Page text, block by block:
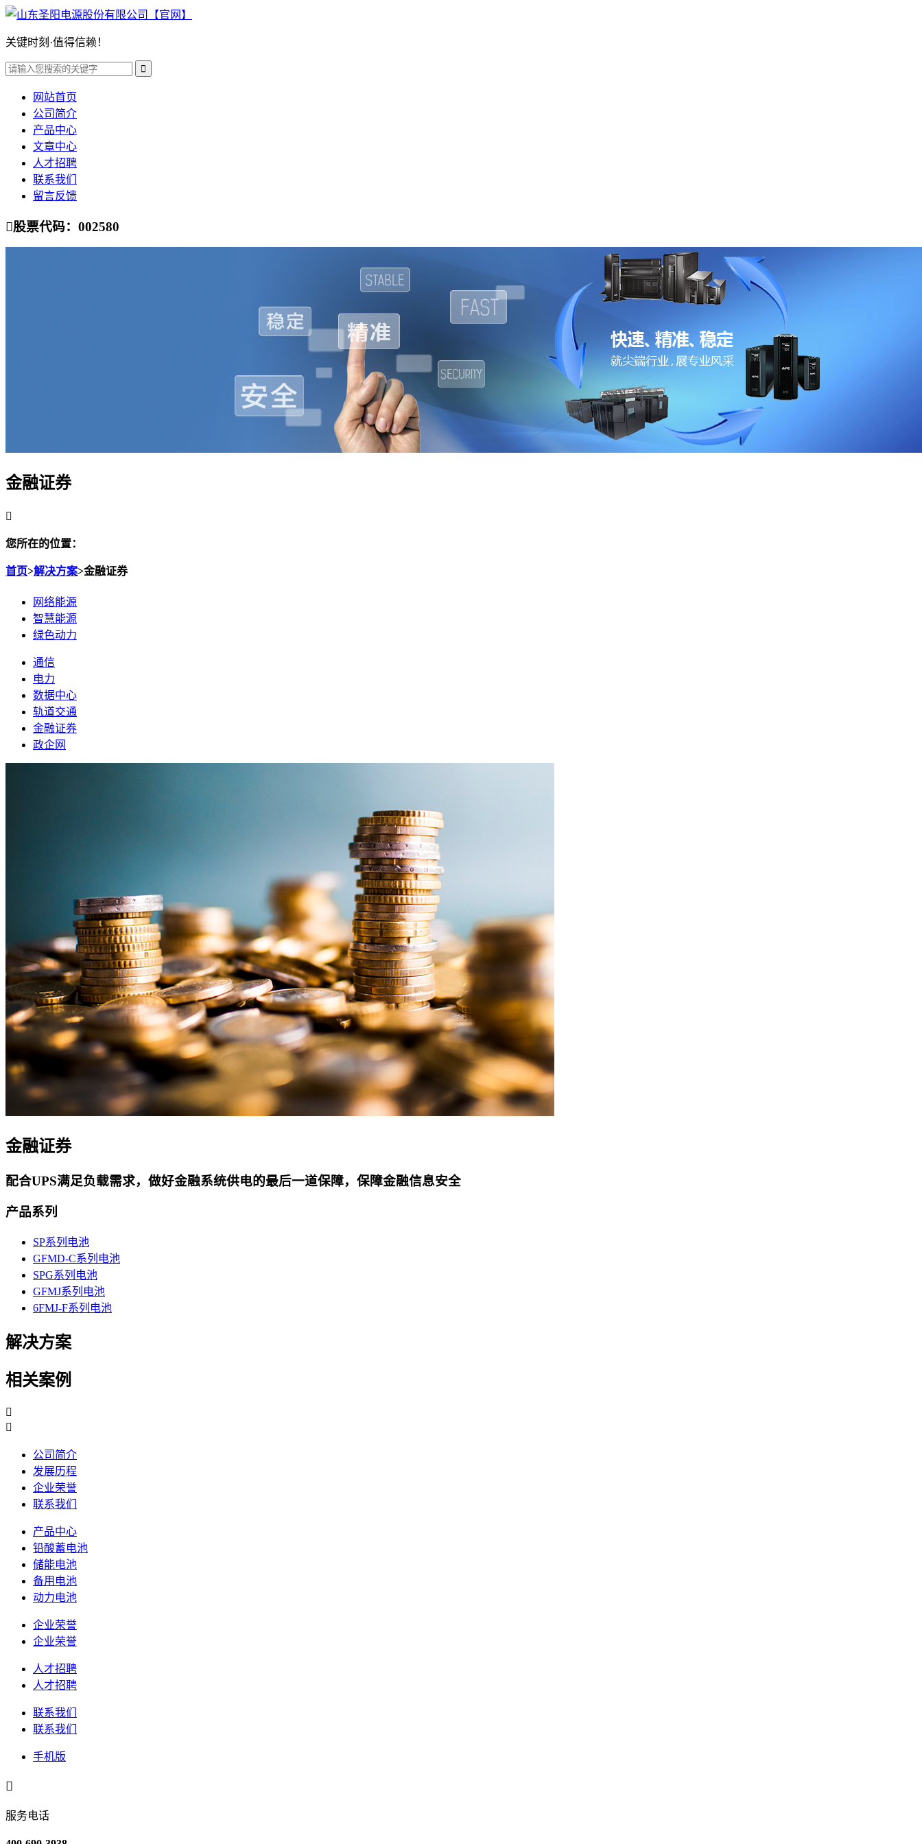
关键时刻·值得信赖！

网站首页
公司简介
产品中心
文章中心
人才招聘
联系我们
留言反馈
股票代码：002580
金融证券

您所在的位置：
首页>解决方案>金融证券
网络能源
智慧能源
绿色动力
通信
电力
数据中心
轨道交通
金融证券
政企网
金融证券
配合UPS满足负载需求，做好金融系统供电的最后一道保障，保障金融信息安全
产品系列
SP系列电池
GFMD-C系列电池
SPG系列电池
GFMJ系列电池
6FMJ-F系列电池
解决方案
相关案例


公司简介
发展历程
企业荣誉
联系我们
产品中心
铅酸蓄电池
储能电池
备用电池
动力电池
企业荣誉
企业荣誉
人才招聘
人才招聘
联系我们
联系我们
手机版

服务电话